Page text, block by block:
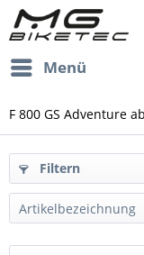
Menü
F 800 GS Adventure
Filtern